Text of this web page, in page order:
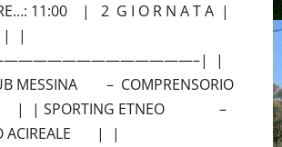
11:00 | 2 G I O R N A T A |
| |
|
MESSINA – COMPRENSORIO
| | SPORTING ETNEO –
ACIREALE | |